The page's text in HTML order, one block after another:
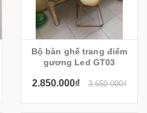
Bộ bàn ghế trang điểm
gương Led GT03
2.850.000₫ 3.650.000₫